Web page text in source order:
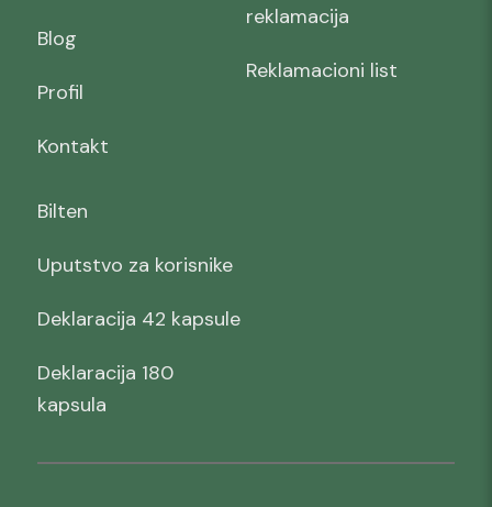
Blog
Profil
Kontakt
reklamacija
Reklamacioni list
Bilten
Uputstvo za korisnike
Deklaracija 42 kapsule
Deklaracija 180
kapsula